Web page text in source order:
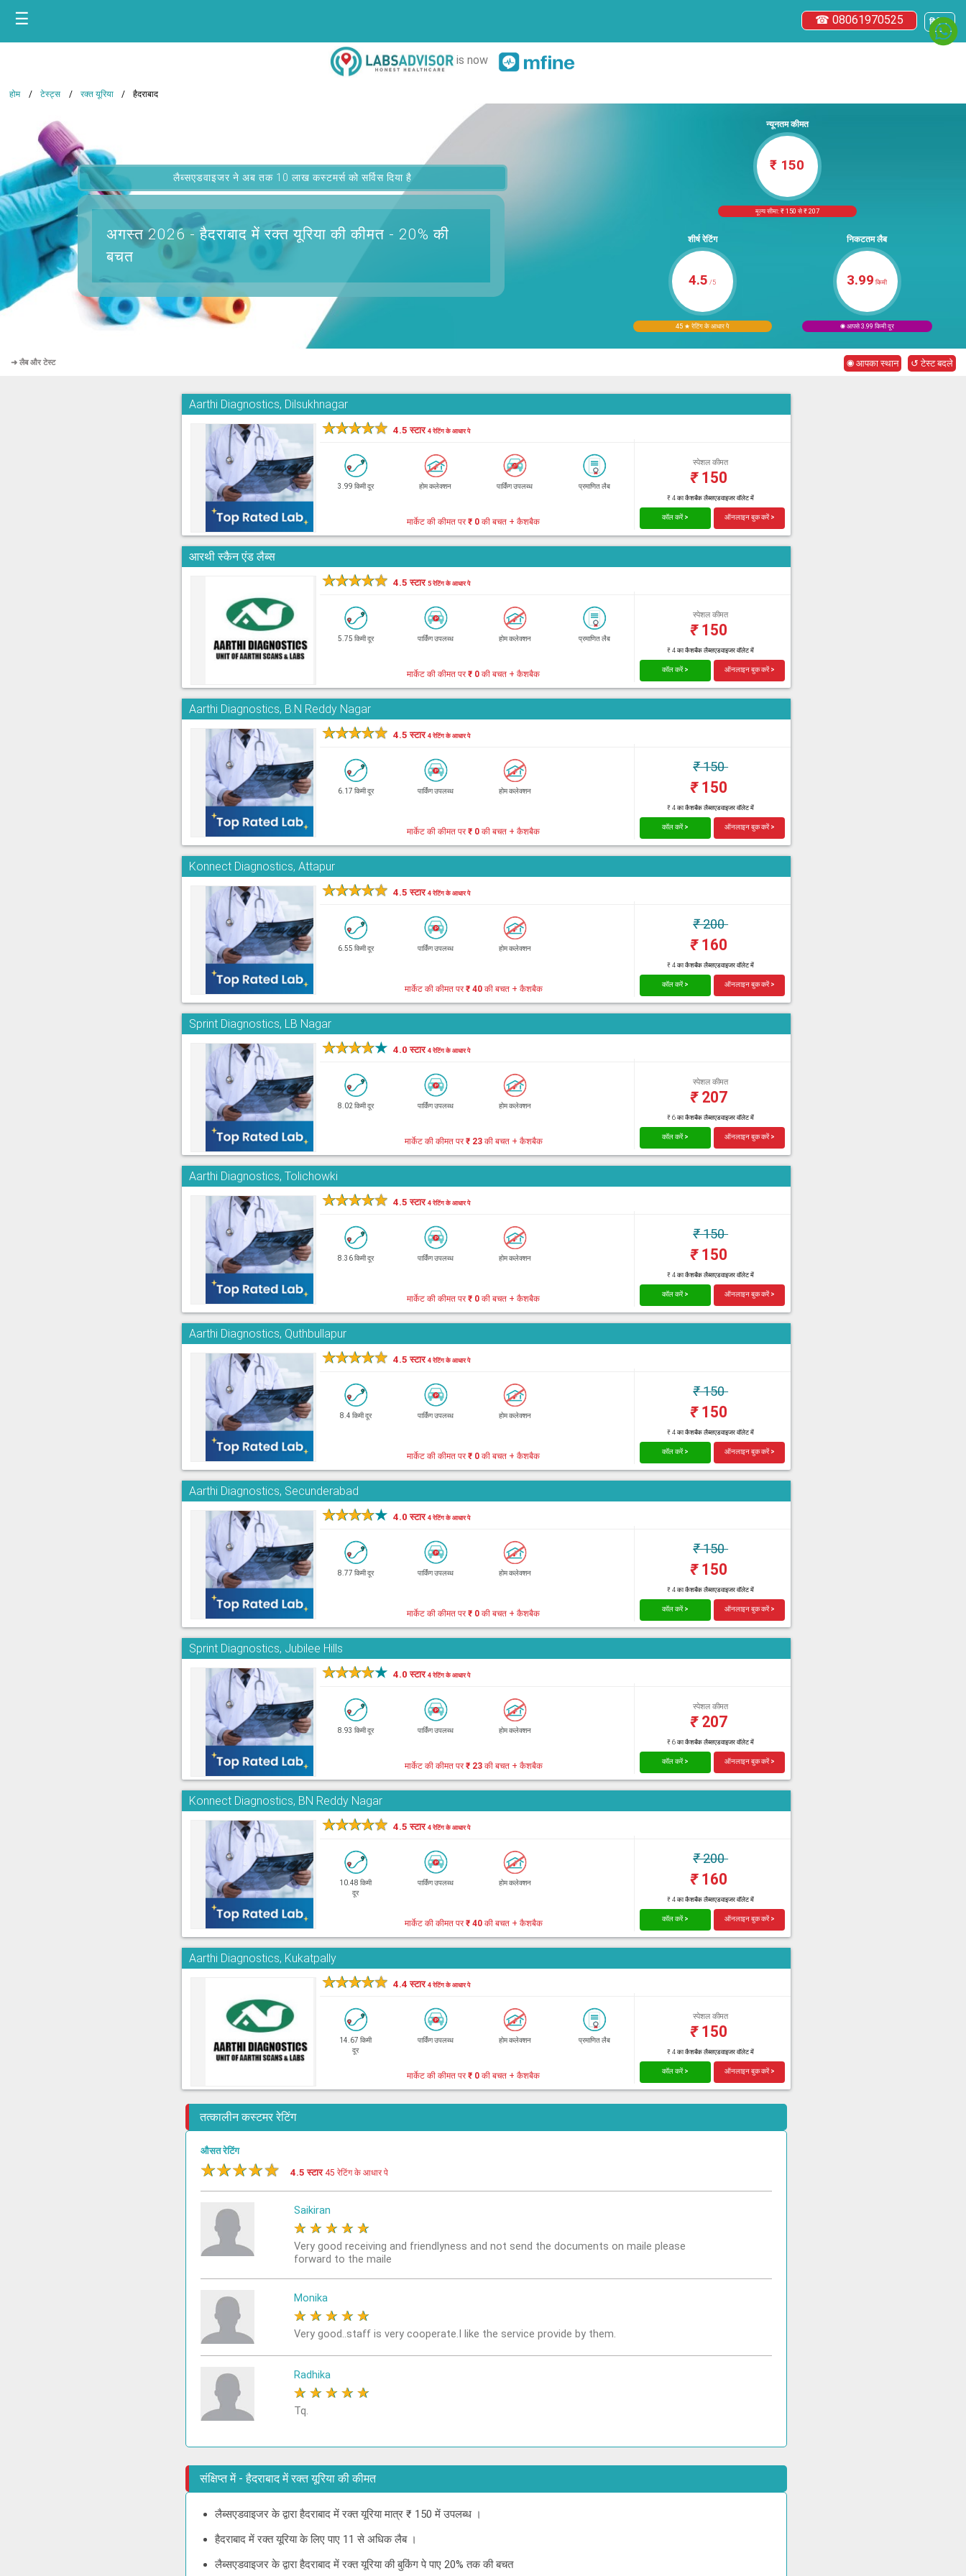
हिंदी ▼
☎ 08061970525
☰
is now
होम टेस्ट्स रक्त यूरिया हैदराबाद
लैब्सएडवाइजर ने अब तक 10 लाख कस्टमर्स को सर्विस दिया है
अगस्त 2026 -हैदराबाद में रक्त यूरिया की कीमत - 20% की
बचत
न्यूनतम कीमत
₹ 150
मूल्य सीमा: ₹ 150 से ₹ 207
शीर्ष रेटिंग
4.5 /5
45 ★ रेटिंग के आधार पे
निकटतम लैब
3.99 किमी
◉ आपसे 3.99 किमी दूर
➜ लैब और टेस्ट ◉ आपका स्थान ↺ टेस्ट बदले
Aarthi Diagnostics, Dilsukhnagar
★★★★★ 4.5 स्टार4 रेटिंग के आधार पे
3.99 किमी दूर होम कलेक्शन पार्किंग उपलब्ध प्रमाणित लैब
स्पेशल कीमत
₹150
₹ 4 का कैशबैक लैब्सएडवाइजर वॉलेट में
मार्केट की कीमत पर₹ 0 की बचत + कैशबैक कॉल करें > ऑनलाइन बुक करें >
आरथी स्कैन एंड लैब्स
★★★★★ 4.5 स्टार5 रेटिंग के आधार पे
5.75 किमी दूर पार्किंग उपलब्ध होम कलेक्शन प्रमाणित लैब
स्पेशल कीमत
₹150
₹ 4 का कैशबैक लैब्सएडवाइजर वॉलेट में
मार्केट की कीमत पर₹ 0 की बचत + कैशबैक कॉल करें > ऑनलाइन बुक करें >
Aarthi Diagnostics, B.N Reddy Nagar
★★★★★ 4.5 स्टार4 रेटिंग के आधार पे
6.17 किमी दूर पार्किंग उपलब्ध होम कलेक्शन
₹150
₹150
₹ 4 का कैशबैक लैब्सएडवाइजर वॉलेट में
मार्केट की कीमत पर₹ 0 की बचत + कैशबैक कॉल करें > ऑनलाइन बुक करें >
Konnect Diagnostics, Attapur
★★★★★ 4.5 स्टार4 रेटिंग के आधार पे
6.55 किमी दूर पार्किंग उपलब्ध होम कलेक्शन
₹200
₹160
₹ 4 का कैशबैक लैब्सएडवाइजर वॉलेट में
मार्केट की कीमत पर₹ 40की बचत + कैशबैक कॉल करें > ऑनलाइन बुक करें >
Sprint Diagnostics, LB Nagar
★★★★★ 4.0 स्टार4 रेटिंग के आधार पे
8.02 किमी दूर पार्किंग उपलब्ध होम कलेक्शन
स्पेशल कीमत
₹207
₹ 6 का कैशबैक लैब्सएडवाइजर वॉलेट में
मार्केट की कीमत पर₹ 23की बचत + कैशबैक कॉल करें > ऑनलाइन बुक करें >
Aarthi Diagnostics, Tolichowki
★★★★★ 4.5 स्टार4 रेटिंग के आधार पे
8.36 किमी दूर पार्किंग उपलब्ध होम कलेक्शन
₹150
₹150
₹ 4 का कैशबैक लैब्सएडवाइजर वॉलेट में
मार्केट की कीमत पर₹ 0 की बचत + कैशबैक कॉल करें > ऑनलाइन बुक करें >
Aarthi Diagnostics, Quthbullapur
★★★★★ 4.5 स्टार4 रेटिंग के आधार पे
8.4 किमी दूर पार्किंग उपलब्ध होम कलेक्शन
₹150
₹150
₹ 4 का कैशबैक लैब्सएडवाइजर वॉलेट में
मार्केट की कीमत पर₹ 0 की बचत + कैशबैक कॉल करें > ऑनलाइन बुक करें >
Aarthi Diagnostics, Secunderabad
★★★★★ 4.0 स्टार4 रेटिंग के आधार पे
8.77 किमी दूर पार्किंग उपलब्ध होम कलेक्शन
₹150
₹150
₹ 4 का कैशबैक लैब्सएडवाइजर वॉलेट में
मार्केट की कीमत पर₹ 0 की बचत + कैशबैक कॉल करें > ऑनलाइन बुक करें >
Sprint Diagnostics, Jubilee Hills
★★★★★ 4.0 स्टार4 रेटिंग के आधार पे
8.93 किमी दूर पार्किंग उपलब्ध होम कलेक्शन
स्पेशल कीमत
₹207
₹ 6 का कैशबैक लैब्सएडवाइजर वॉलेट में
मार्केट की कीमत पर₹ 23की बचत + कैशबैक कॉल करें > ऑनलाइन बुक करें >
Konnect Diagnostics, BN Reddy Nagar
★★★★★ 4.5 स्टार4 रेटिंग के आधार पे
10.48 किमी
दूर
पार्किंग उपलब्ध होम कलेक्शन
₹200
₹160
₹ 4 का कैशबैक लैब्सएडवाइजर वॉलेट में
मार्केट की कीमत पर₹ 40की बचत + कैशबैक कॉल करें > ऑनलाइन बुक करें >
Aarthi Diagnostics, Kukatpally
★★★★★ 4.4 स्टार4 रेटिंग के आधार पे
14.67 किमी
दूर
पार्किंग उपलब्ध होम कलेक्शन प्रमाणित लैब
स्पेशल कीमत
₹150
₹ 4 का कैशबैक लैब्सएडवाइजर वॉलेट में
मार्केट की कीमत पर₹ 0 की बचत + कैशबैक कॉल करें > ऑनलाइन बुक करें >
तत्कालीन कस्टमर रेटिंग
औसत रेटिंग
★★★★★ 4.5 स्टार 45 रेटिंग के आधार पे
Saikiran
★ ★ ★ ★ ★
Very good receiving and friendlyness and not send the documents on maile please
forward to the maile
Monika
★ ★ ★ ★ ★
Very good..staff is very cooperate.I like the service provide by them.
Radhika
★ ★ ★ ★ ★
Tq.
संक्षिप्त में - हैदराबाद में रक्त यूरिया की कीमत
लैब्सएडवाइजर के द्वारा हैदराबाद में रक्त यूरिया मात्र ₹ 150 में उपलब्ध ।
हैदराबाद में रक्त यूरिया के लिए पाए 11 से अधिक लैब ।
लैब्सएडवाइजर के द्वारा हैदराबाद में रक्त यूरिया की बुकिंग पे पाए 20% तक की बचत